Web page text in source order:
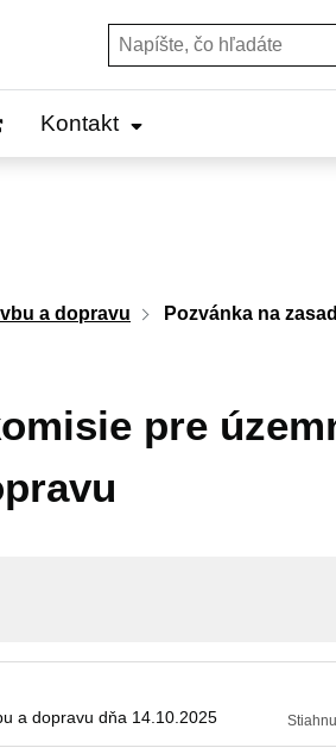
Hľadať:
Kontakt
a dopravu
Pozvánka na
pre
a dopravu dňa 14.10.2025